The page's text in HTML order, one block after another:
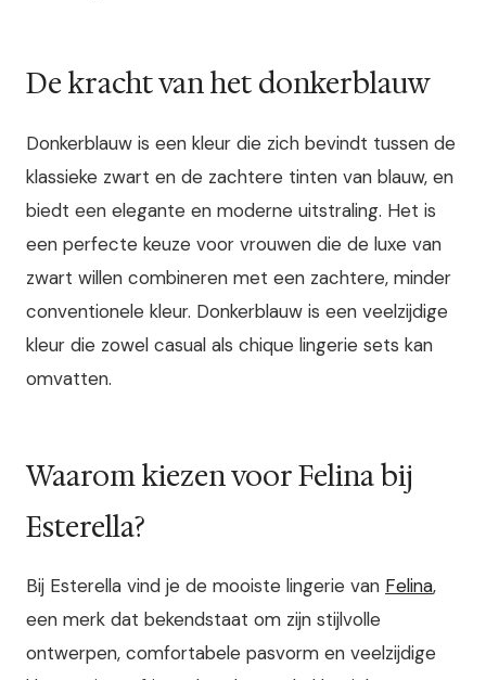
De kracht van het donkerblauw
Donkerblauw is een kleur die zich bevindt tussen de
klassieke zwart en de zachtere tinten van blauw, en
biedt een elegante en moderne uitstraling. Het is
een perfecte keuze voor vrouwen die de luxe van
zwart willen combineren met een zachtere, minder
conventionele kleur. Donkerblauw is een veelzijdige
kleur die zowel casual als chique lingerie sets kan
omvatten.
Waarom kiezen voor Felina bij
Esterella?
Bij Esterella vind je de mooiste lingerie van Felina,
een merk dat bekendstaat om zijn stijlvolle
ontwerpen, comfortabele pasvorm en veelzijdige